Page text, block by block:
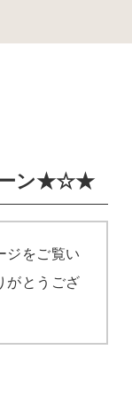
ーン★☆★
ジをご覧い
がとうござ